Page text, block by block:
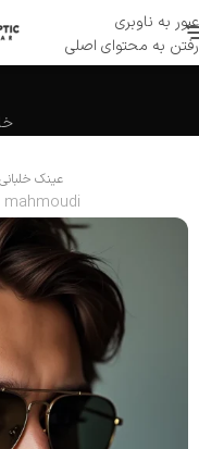
عبور به ناوبری
رفتن به محتوای اصلی
منو
عینک
mahmoudi